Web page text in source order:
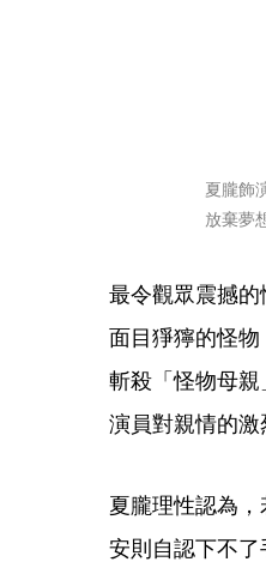
夏朧飾
放棄夢
最令觀眾震撼
面目猙獰的怪
斬殺「怪物母
演員對親情的激
夏朧理性認為
安則自認下不